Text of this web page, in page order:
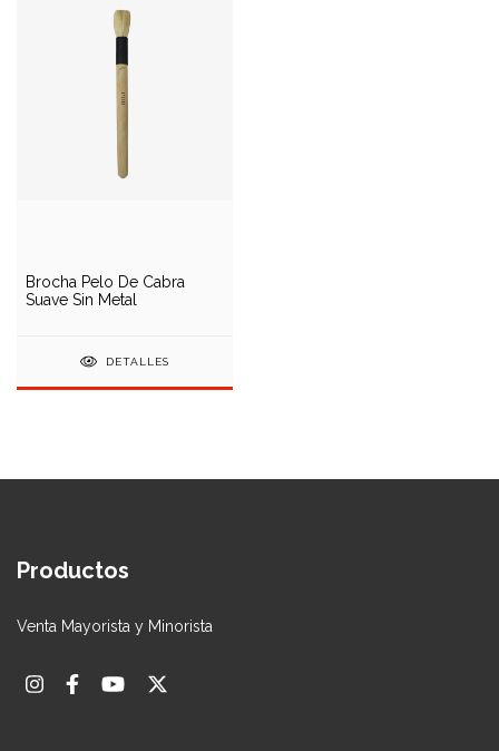
Brocha Pelo De Cabra
Suave Sin Metal
DETALLES
Productos
Venta Mayorista y Minorista